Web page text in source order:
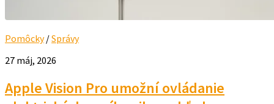
Pomôcky/Správy
27 máj, 2026
Apple Vision Pro umožní ovládanie